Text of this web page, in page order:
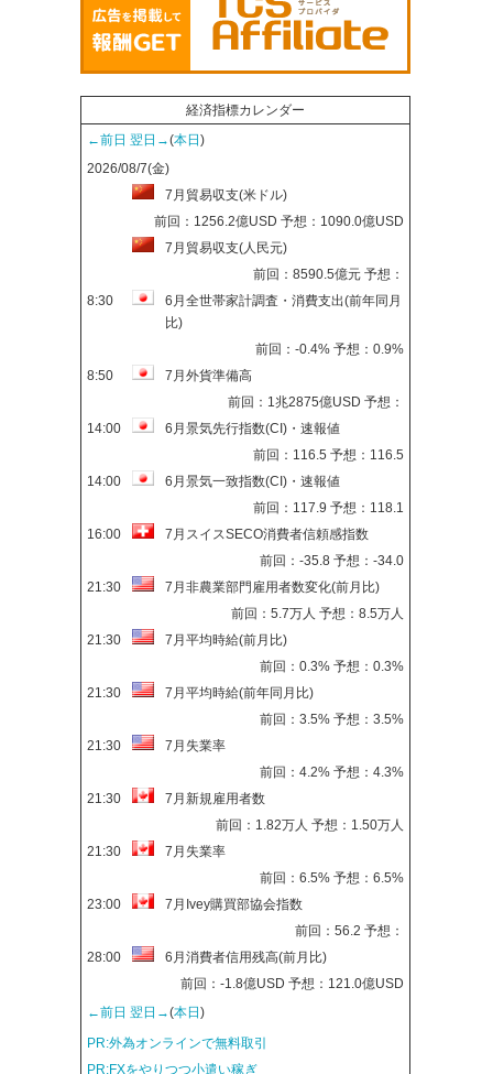
経済指標カレンダー
←前日 翌日→(本日 )
2026/08/7(金)
7月貿易収支(米ドル)
前回：1256.2億USD 予想：1090.0億USD
7月貿易収支(人民元)
前回：8590.5億元 予想：
8:30
6月全世帯家計調査・消費支出(前年同月
比)
前回：-0.4% 予想：0.9%
8:50
7月外貨準備高
前回：1兆2875億USD 予想：
14:00
6月景気先行指数(CI)・速報値
前回：116.5 予想：116.5
14:00
6月景気一致指数(CI)・速報値
前回：117.9 予想：118.1
16:00
7月スイスSECO消費者信頼感指数
前回：-35.8 予想：-34.0
21:30
7月非農業部門雇用者数変化(前月比)
前回：5.7万人 予想：8.5万人
21:30
7月平均時給(前月比)
前回：0.3% 予想：0.3%
21:30
7月平均時給(前年同月比)
前回：3.5% 予想：3.5%
21:30
7月失業率
前回：4.2% 予想：4.3%
21:30
7月新規雇用者数
前回：1.82万人 予想：1.50万人
21:30
7月失業率
前回：6.5% 予想：6.5%
23:00
7月Ivey購買部協会指数
前回：56.2 予想：
28:00
6月消費者信用残高(前月比)
前回：-1.8億USD 予想：121.0億USD
←前日 翌日→(本日 )
PR:外為オンラインで無料取引
PR:FXをやりつつ小遣い稼ぎ